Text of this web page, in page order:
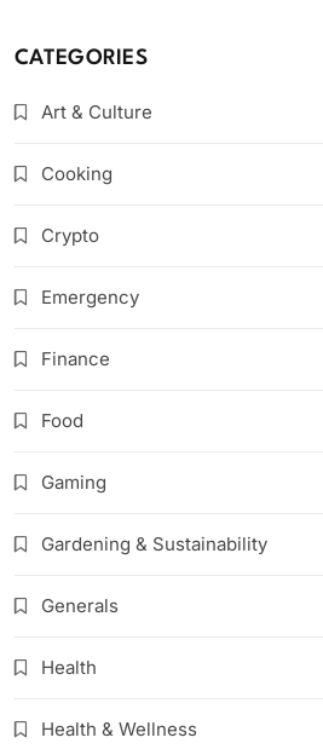
CATEGORIES
Art & Culture
Cooking
Crypto
Emergency
Finance
Food
Gaming
Gardening & Sustainability
Generals
Health
Health & Wellness